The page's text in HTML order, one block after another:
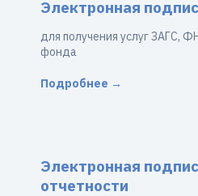
Электронная
для получения услуг ЗАГС,
фонда
Подробнее →
Электронная
отчетности